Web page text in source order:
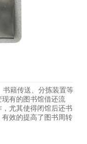
书籍传送、分拣装置等
有的图书馆借还流
尤其使得闭馆后还书
效的提高了图书周转